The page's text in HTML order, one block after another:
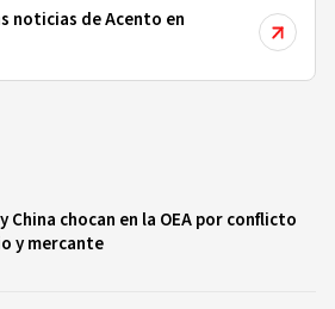
noticias de Acento en
China chocan en la OEA por conflicto
y mercante